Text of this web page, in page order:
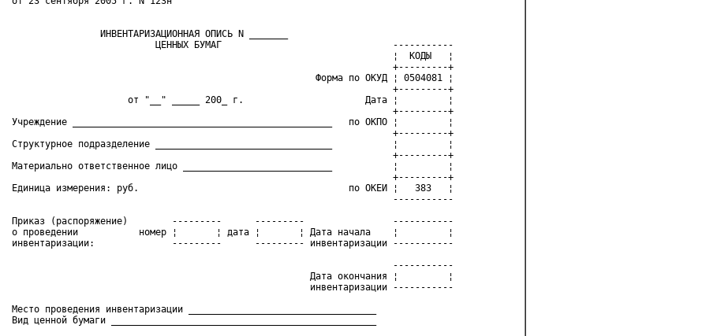
ИНВЕНТАРИЗАЦИОННАЯ ОПИСЬ N _______
ЦЕННЫХ БУМАГ                               -----------
¦  КОДЫ   ¦
+---------+
Форма по ОКУД ¦ 0504081 ¦
+---------+
от "__" _____ 200_ г.                      Дата ¦         ¦
+---------+
Учреждение _______________________________________________   по ОКПО ¦         ¦
+---------+
Структурное подразделение ________________________________           ¦         ¦
+---------+
Материально ответственное лицо ___________________________           ¦         ¦
+---------+
Единица измерения: руб.                                      по ОКЕИ ¦   383   ¦
-----------
Приказ (распоряжение)        ---------      ---------                -----------
о проведении           номер ¦       ¦ дата ¦       ¦ Дата начала    ¦         ¦
инвентаризации:              ---------      --------- инвентаризации -----------
-----------
Дата окончания ¦         ¦
инвентаризации -----------
Место проведения инвентаризации __________________________________
Вид ценной бумаги ________________________________________________